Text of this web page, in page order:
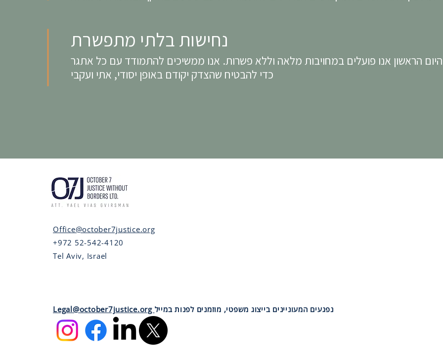
נחישות בלתי מתפשרת
הראשון אנו פועלים במחויבות מלאה וללא פשרות. אנו ממשיכים להתמודד עם כל אתגר
Office@october7justice.org
+972 52-542-4120
Tel Aviv, Israel
Legal@october7justice.org נפגעים המעוניינים בייצוג משפטי, מוזמנים לפנות במייל